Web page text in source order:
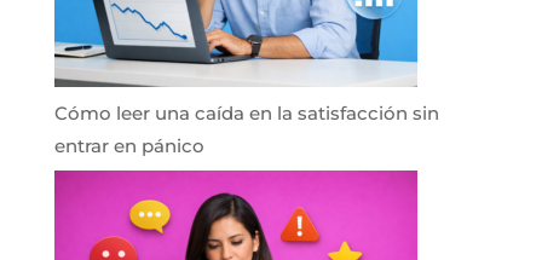
Cómo leer una caída en la satisfacción sin
entrar en pánico